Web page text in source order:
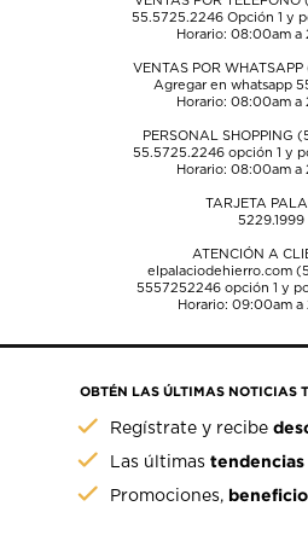
55.5725.2246Opción 1 y
Horario: 08:00am a
VENTAS POR
Agregar en whatsapp
Horario: 08:00am a
PERSONAL SHOPPING
55.5725.2246opción 1 y
Horario: 08:00am a
TARJETA
5229.1999
ATENCIÓN A
elpalaciodehierro.com
5557252246opción 1 y
Horario: 09:00am a
OBTÉN LAS ÚLTIMAS NOTICIAS
Regístrate y recibe
Las últimastendencias
Promociones,